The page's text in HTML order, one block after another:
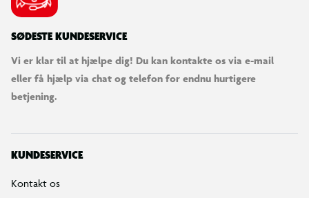
SØDESTE KUNDESERVICE
Vi er klar til at hjælpe dig! Du kan kontakte os via e-mail
eller få hjælp via chat og telefon for endnu hurtigere
betjening.
KUNDESERVICE
Kontakt os